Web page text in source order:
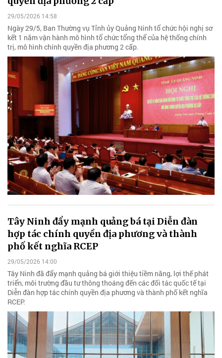
29/05/2026 14:58
Ngày 29/5, Ban Thường vụ Tỉnh ủy Quảng Ninh tổ chức hội nghị sơ
kết 1 năm vận hành mô hình tổ chức tổng thể của hệ thống chính
trị, mô hình chính quyền địa phương 2 cấp.
Tây Ninh đẩy mạnh quảng bá tại Diễn đàn
hợp tác chính quyền địa phương và thành
phố kết nghĩa RCEP
29/05/2026 14:00
Tây Ninh đã đẩy mạnh quảng bá giới thiệu tiềm năng, lợi thế phát
triển, môi trường đầu tư thông thoáng đến các đối tác quốc tế tại
Diễn đàn hợp tác chính quyền địa phương và thành phố kết nghĩa
RCEP.